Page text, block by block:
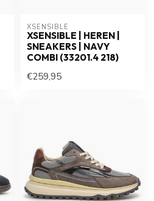
XSENSIBLE
XSENSIBLE | HEREN |
SNEAKERS | NAVY
COMBI (33201.4 218)
€259,95